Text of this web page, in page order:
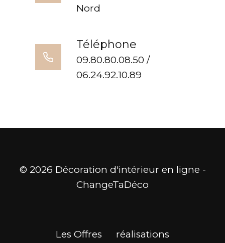
Nord
Téléphone
09.80.80.08.50 /
06.24.92.10.89
© 2026 Décoration d'intérieur en ligne -
ChangeTaDéco
Les Offres réalisations